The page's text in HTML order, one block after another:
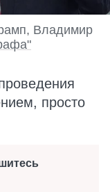
Владимир
просто